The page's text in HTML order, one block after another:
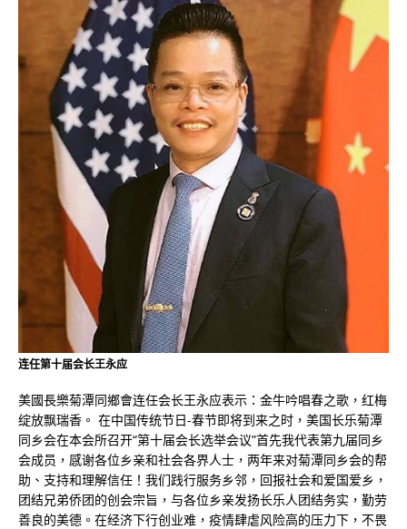
连任第十届会长王永应
美國長樂菊潭同鄉會连任会长王永应表示：金牛吟唱春之歌，红梅
绽放飘瑞香。 在中国传统节日-春节即将到来之时，美国长乐菊潭
同乡会在本会所召开“第十届会长选举会议”首先我代表第九届同乡
会成员，感谢各位乡亲和社会各界人士，两年来对菊潭同乡会的帮
助、支持和理解信任！我们践行服务乡邻，回报社会和爱国爱乡，
团结兄弟侨团的创会宗旨，与各位乡亲发扬长乐人团结务实，勤劳
善良的美德。在经济下行创业难，疫情肆虐风险高的压力下，不畏